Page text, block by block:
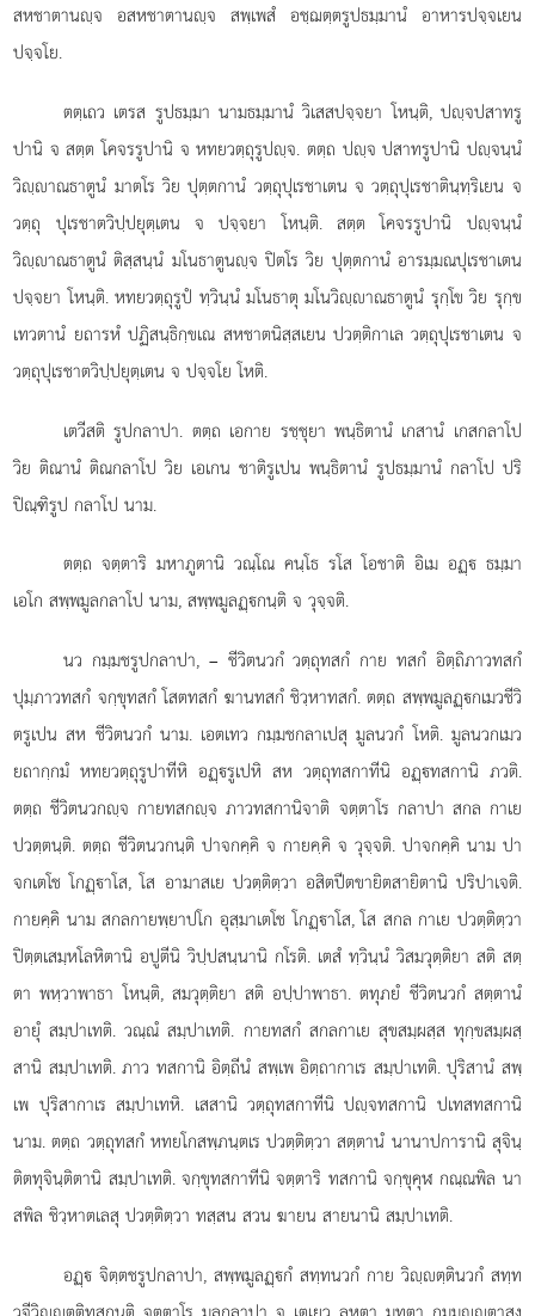
สหชาตานฺจ อสหชาตานฺจ สพฺเพสํ อชฺฌตฺตรูปธมฺมานํ อาหารปจฺจเยน
ปจฺจโย.
ตตฺเถว เตรส รูปธมฺมา นามธมฺมานํ วิเสสปจฺจยา โหนฺติ, ปฺจปสาทรู
ปานิ จ สตฺต โคจรรูปานิ จ หทยวตฺถุรูปฺจ. ตตฺถ ปฺจ ปสาทรูปานิ ปฺจนฺนํ
วิฺาณธาตูนํ มาตโร วิย ปุตฺตกานํ วตฺถุปุเรชาเตน จ วตฺถุปุเรชาตินฺทฺริเยน จ
วตฺถุ ปุเรชาตวิปฺปยุตฺเตน จ ปจฺจยา โหนฺติ. สตฺต โคจรรูปานิ ปฺจนฺนํ
วิฺาณธาตูนํ ติสฺสนฺนํ มโนธาตูนฺจ ปิตโร วิย ปุตฺตกานํ อารมฺมณปุเรชาเตน
ปจฺจยา โหนฺติ. หทยวตฺถุรูปํ ทฺวินฺนํ มโนธาตุ มโนวิฺาณธาตูนํ รุกฺโข วิย รุกฺข
เทวตานํ ยถารหํปฏิสนฺธิกฺขเณ สหชาตนิสฺสเยน ปวตฺติกาเล วตฺถุปุเรชาเตน จ
วตฺถุปุเรชาตวิปฺปยุตฺเตน จ ปจฺจโย โหติ.
เตวีสติ รูปกลาปา. ตตฺถ เอกาย รชฺชุยา พนฺธิตานํ เกสานํ เกสกลาโป
วิย ติณานํ ติณกลาโป วิย เอเกน ชาติรูเปน พนฺธิตานํ รูปธมฺมานํ กลาโป ปริ
ปิณฺฑิรูป กลาโป นาม.
ตตฺถ จตฺตาริ มหาภูตานิ วณฺโณ คนฺโธ รโส โอชาติ อิเม อฏฺ ธมฺมา
เอโก สพฺพมูลกลาโป นาม, สพฺพมูลฏฺกนฺติ จ วุจฺจติ.
นว กมฺมชรูปกลาปา, – ชีวิตนวกํ วตฺถุทสกํ กาย ทสกํ อิตฺถิภาวทสกํ
ปุมฺภาวทสกํ จกฺขุทสกํ โสตทสกํ ฆานทสกํ ชิวฺหาทสกํ. ตตฺถ สพฺพมูลฏฺกเมวชีวิ
ตรูเปน สห ชีวิตนวกํ นาม. เอตเทว กมฺมชกลาเปสุ มูลนวกํ โหติ. มูลนวกเมว
ยถากฺกมํ หทยวตฺถุรูปาทีหิ อฏฺรูเปหิ สห วตฺถุทสกาทีนิ อฏฺทสกานิ ภวติ.
ตตฺถ ชีวิตนวกฺจ กายทสกฺจ ภาวทสกานิจาติ จตฺตาโร กลาปา สกล กาเย
ปวตฺตนฺติ. ตตฺถ ชีวิตนวกนฺติ ปาจกคฺคิ จ กายคฺคิ จ วุจฺจติ. ปาจกคฺคิ นาม ปา
จกเตโช โกฏฺาโส, โส อามาสเย ปวตฺติตฺวา อสิตปีตขายิตสายิตานิ ปริปาเจติ.
กายคฺคิ นาม สกลกายพฺยาปโก อุสฺมาเตโช โกฏฺาโส, โส สกล กาเย ปวตฺติตฺวา
ปิตฺตเสมฺหโลหิตานิ อปูตีนิ วิปฺปสนฺนานิ กโรติ. เตสํ ทฺวินฺนํ วิสมวุตฺติยา สติ สตฺ
ตา พหฺวาพาธา โหนฺติ, สมวุตฺติยา สติ อปฺปาพาธา. ตทุภยํ ชีวิตนวกํ สตฺตานํ
อายุํ สมฺปาเทติ. วณฺณํ สมฺปาเทติ. กายทสกํ สกลกาเย สุขสมฺผสฺส ทุกฺขสมฺผสฺ
สานิ สมฺปาเทติ. ภาว ทสกานิ อิตฺถีนํ สพฺเพ อิตฺถากาเร สมฺปาเทติ. ปุริสานํ สพฺ
เพ ปุริสากาเร สมฺปาเทหิ. เสสานิ วตฺถุทสกาทีนิ ปฺจทสกานิ ปเทสทสกานิ
นาม. ตตฺถ วตฺถุทสกํ หทยโกสพฺภนฺตเร ปวตฺติตฺวา สตฺตานํ นานาปการานิ สุจินฺ
ติตทุจินฺติตานิ สมฺปาเทติ. จกฺขุทสกาทีนิ จตฺตาริ ทสกานิ จกฺขุคุฬ กณฺณพิล นา
สพิล ชิวฺหาตเลสุ ปวตฺติตฺวา ทสฺสน สวน ฆายน สายนานิ สมฺปาเทติ.
อฏฺ จิตฺตชรูปกลาปา, สพฺพมูลฏฺกํ สทฺทนวกํ กาย วิฺตฺตินวกํ สทฺท